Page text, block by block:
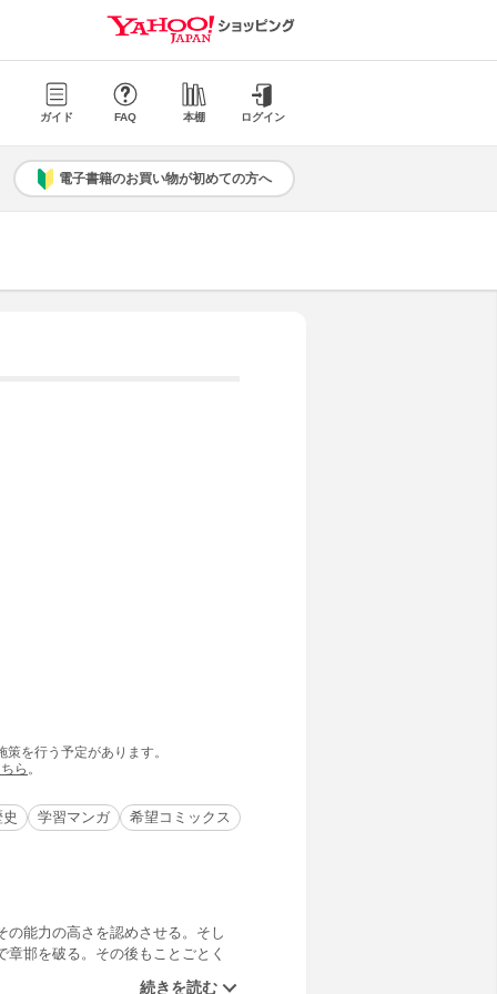
ガイド FAQ 本棚 ログイン
電子書籍のお買い物が初めての方へ
を行う予定があります。
ら 。
学習マンガ 希望コミックス
能力の高さを認めさせる。そし
邯を破る。その後もことごとく